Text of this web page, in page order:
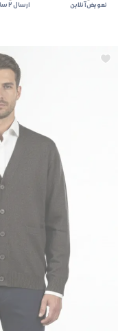
تعویض آنلاین ارسال ۲ ساعته